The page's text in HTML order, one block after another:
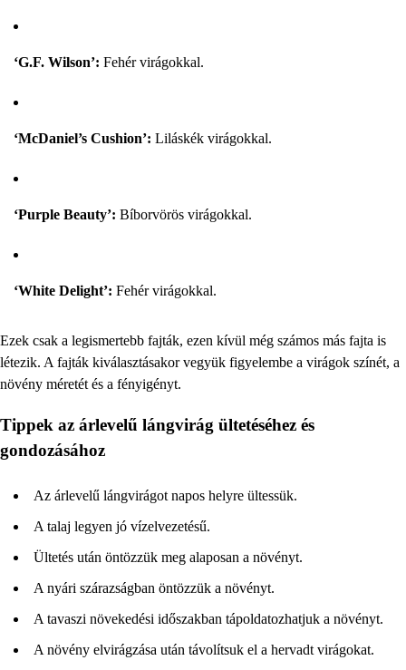
‘G.F. Wilson’: Fehér virágokkal.
‘McDaniel’s Cushion’: Liláskék virágokkal.
‘Purple Beauty’: Bíborvörös virágokkal.
‘White Delight’: Fehér virágokkal.
Ezek csak a legismertebb fajták, ezen kívül még számos más fajta is
létezik. A fajták kiválasztásakor vegyük figyelembe a virágok színét, a
növény méretét és a fényigényt.
Tippek az árlevelű lángvirág ültetéséhez és
gondozásához
Az árlevelű lángvirágot napos helyre ültessük.
A talaj legyen jó vízelvezetésű.
Ültetés után öntözzük meg alaposan a növényt.
A nyári szárazságban öntözzük a növényt.
A tavaszi növekedési időszakban tápoldatozhatjuk a növényt.
A növény elvirágzása után távolítsuk el a hervadt virágokat.